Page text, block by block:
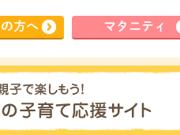
の方へ マタ ニティ